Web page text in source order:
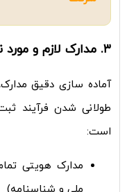
۳. مدارک لازم و مورد نیاز تاسیس
آماده سازی دقیق
طولانی شدن فرآیند
است:
مدارک هویتی